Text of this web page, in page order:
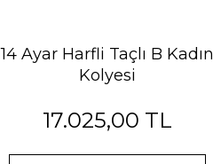
14 Ayar Harfli Taçlı B Kadın
Kolyesi
17.025,00 TL